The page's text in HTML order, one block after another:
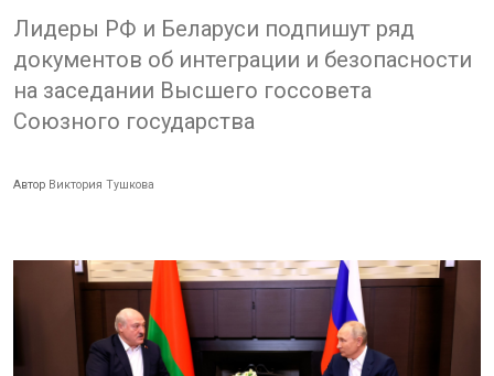
Лидеры РФ и Беларуси подпишут ряд
документов об интеграции и безопасности
на заседании Высшего госсовета
Союзного государства
Автор Виктория Тушкова